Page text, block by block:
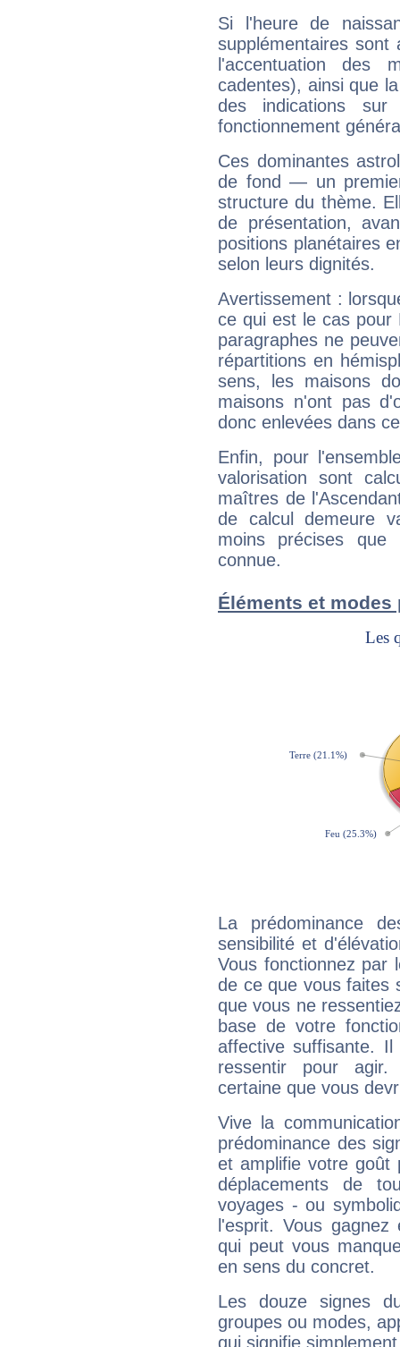
Si l'heure de
supplémentaires sont
l'accentuation des
cadentes), ainsi que
des indications sur
fonctionnement
Ces dominantes
de fond — un
structure du thème.
de présentation,
positions planétaires
selon leurs dignités.
Avertissement :
ce qui est le cas pour
paragraphes ne
répartitions en
sens, les maisons
maisons n'ont pas
donc enlevées dans
Enfin, pour
valorisation sont
maîtres de
de calcul demeure
moins précises que
connue.
Éléments et modes
La prédominance
sensibilité et
Vous fonctionnez
de ce que vous faites
que vous ne
base de votre
affective suffisante.
ressentir pour agir.
certaine que vous
Vive la
prédominance des
et amplifie votre goût
déplacements de
voyages - ou
l'esprit. Vous
qui peut vous
en sens du concret.
Les douze signes
groupes ou modes,
qui signifie